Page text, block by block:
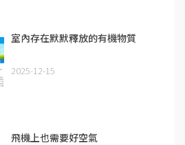
室內存在默默釋放的有機物質
2025-12-15
飛機上也需要好空氣